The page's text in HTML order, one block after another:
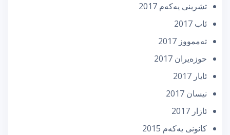
تشرینی یه‌كه‌م 2017
ئاب 2017
تەممووز 2017
حوزه‌یران 2017
ئایار 2017
نیسان 2017
ئازار 2017
كانونی یه‌كه‌م 2015